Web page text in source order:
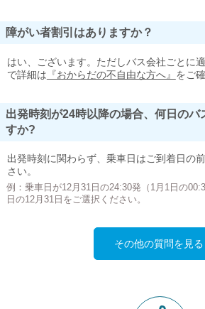
障がい者割引はありますか？
はい、ございます。ただしバス会社ごとに
で詳細は 『おからだの不自由な方へ』 をご
出発時刻が24時以降の場合、何日の
すか?
出発時刻に関わらず、乗車日はご到着日の
さい。
例：乗車日が12月31日の24:30発（1月1日の
日の12月31日をご選択ください。
その他の質問を見る